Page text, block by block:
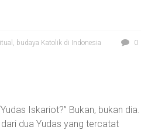
budaya Katolik di Indonesia
0
Iskariot?” Bukan, bukan dia.
dua Yudas yang tercatat